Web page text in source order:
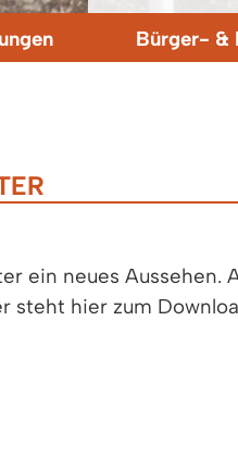
Bürger- &
ein neues Aussehen.
steht hier zum